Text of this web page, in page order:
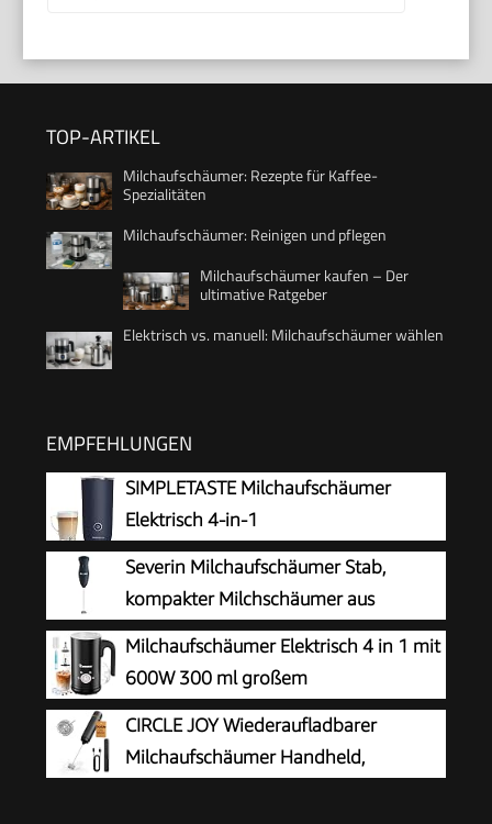
TOP-ARTIKEL
Milchaufschäumer: Rezepte für Kaffee-
Spezialitäten
Milchaufschäumer: Reinigen und pflegen
Milchaufschäumer kaufen – Der
ultimative Ratgeber
Elektrisch vs. manuell: Milchaufschäumer wählen
EMPFEHLUNGEN
SIMPLETASTE Milchaufschäumer
Elektrisch 4-in-1
Severin Milchaufschäumer Stab,
kompakter Milchschäumer aus
Edelstahl, elektrischer
Milchaufschäumer mit Batteriebetrieb und
einfacher Handhabung, inkl. 2 Batterien,
schwarz, SM 3590
Milchaufschäumer Elektrisch 4 in 1 mit
600W 300 ml großem
Fassungsvermögen
CIRCLE JOY Wiederaufladbarer
Milchaufschäumer Handheld,